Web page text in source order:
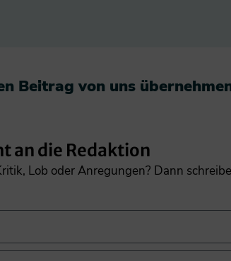
Beitrag von uns
an die Redaktion
Lob oder Anregungen? Dann